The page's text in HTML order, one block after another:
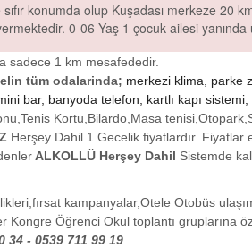
konumda olup Kuşadası merkeze 20
0-06 Yaş 1 çocuk ailesi yanında
sadece 1 km mesafededir.
tüm odalarinda; merkezi klima, parke
bar, banyoda telefon, kartlı kapı
Kortu,Bilardo,Masa
Herşey Dahil 1 Gecelik fiyatlardır. Fiyatlar
ALKOLLÜ Herşey Dahil Sistemde
kampanyalar,Otele Otobüs
Kongre Öğrenci Okul toplantı gruplarına
34 - 0539 711 99 19